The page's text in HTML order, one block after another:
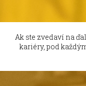
Ak ste zvedaví na
kariéry, pod